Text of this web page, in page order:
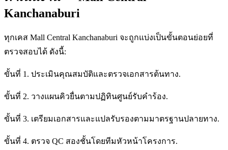
Kanchanaburi
ทุกเคส Mall Central Kanchanaburi จะถูกแบ่งเป็นขั้นตอนย่อยที่
ตรวจสอบได้ ดังนี้:
ขั้นที่ 1. ประเมินคุณสมบัติและตรวจเอกสารต้นทาง.
ขั้นที่ 2. วางแผนคิวยื่นตามปฏิทินศูนย์รับคำร้อง.
ขั้นที่ 3. เตรียมเอกสารและแปลรับรองตามมาตรฐานปลายทาง.
ขั้นที่ 4. ตรวจ QC สองชั้นโดยทีมหัวหน้าโครงการ.